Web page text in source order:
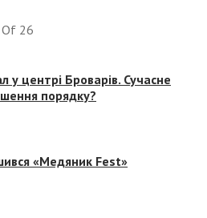
Of 26
у центрі Броварів. Сучасне
порядку?
«Медяник Fest»